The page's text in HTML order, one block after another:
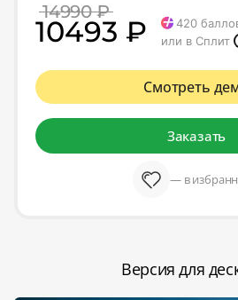
14990 ₽
10493 ₽ 420
или в Сплит
Смотреть
Заказать
— в
Версия для